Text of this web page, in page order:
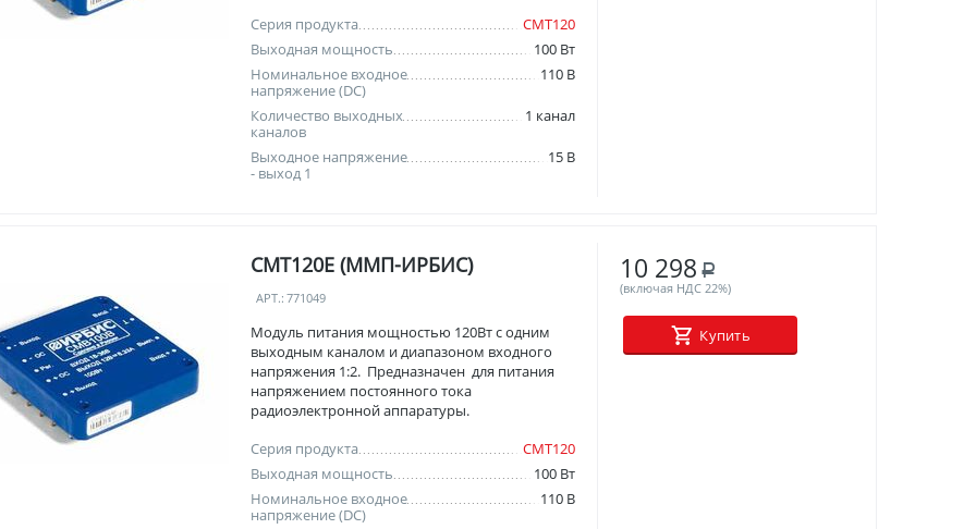
Серия продукта
СМТ120
Выходная мощность
100 Вт
Номинальное входное
напряжение (DC)
110 В
Количество выходных
каналов
1 канал
Выходное напряжение
- выход 1
15 В
СМТ120Е (ММП-ИРБИС)
АРТ.: 771049
Модуль питания мощностью 120Вт с одним
выходным каналом и диапазоном входного
напряжения 1:2. Предназначен для питания
напряжением постоянного тока
радиоэлектронной аппаратуры.
Серия продукта
СМТ120
Выходная мощность
100 Вт
Номинальное входное
напряжение (DC)
110 В
10 298 Р
(включая НДС 22%)
Купить